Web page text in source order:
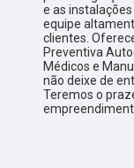
e as
equipe
clientes.
Preventiva
Médicos e
não deixe de
Teremos o